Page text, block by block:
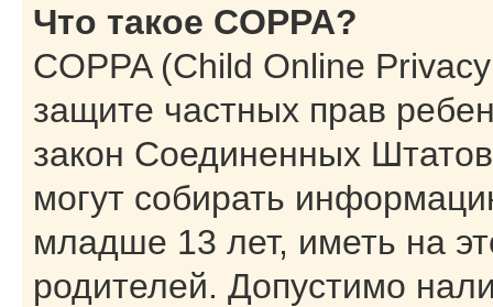
Что такое COPPA?
COPPA (Child Online
защите частных прав
закон Соединенных
могут собирать
младше 13 лет, иметь на
родителей. Допустимо